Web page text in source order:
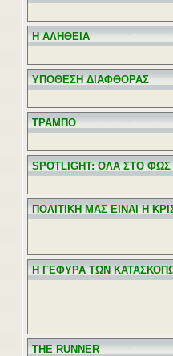
Η ΑΛΗΘΕΙΑ
ΥΠΟΘΕΣΗ ΔΙΑΦΘΟΡΑΣ
ΤΡΑΜΠΟ
SPOTLIGHT: ΟΛΑ ΣΤΟ ΦΩΣ
ΠΟΛΙΤΙΚΗ ΜΑΣ ΕΙΝΑΙ Η
Η ΓΕΦΥΡΑ ΤΩΝ
THE RUNNER